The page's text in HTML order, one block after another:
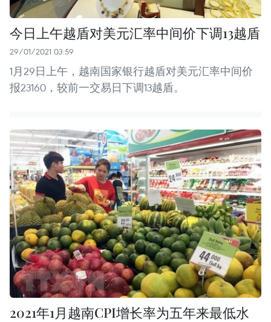
今日上午越盾对美元汇率中间价下调13越盾
29/01/2021 03:59
1月29日上午，越南国家银行越盾对美元汇率中间价
报23160，较前一交易日下调13越盾。
2021年1月越南CPI增长率为五年来最低水